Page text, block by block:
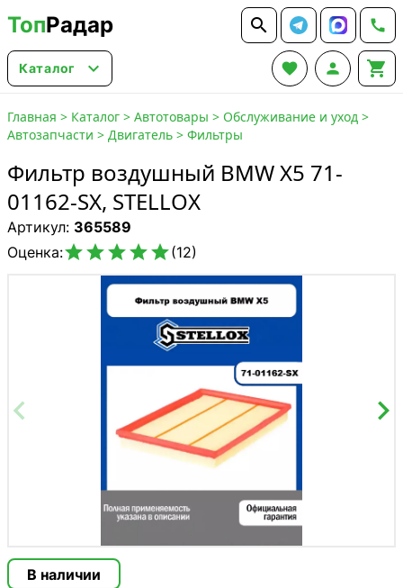
ТопРадар  
Каталог    
Главная > Каталог > Автотовары > Обслуживание и уход >
Автозапчасти > Двигатель > Фильтры
Фильтр воздушный BMW X5 71-
01162-SX, STELLOX
Артикул: 365589
Оценка:(12)
В наличии